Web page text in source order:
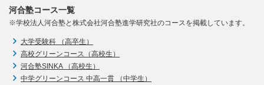
河合塾コース一覧
※学校法人河合塾と株式会社河合塾進学研究社のコースを掲載しています。
大学受験科 （高卒生）
高校グリーンコース（高校生）
河合塾SINKA （高校生）
中学グリーンコース 中高一貫 （中学生）